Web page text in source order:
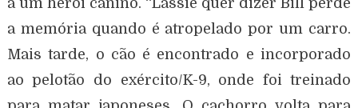
a memória quando é atropelado por um carro.
Mais tarde, o cão é encontrado e incorporado
ao pelotão do exército/K-9, onde foi treinado